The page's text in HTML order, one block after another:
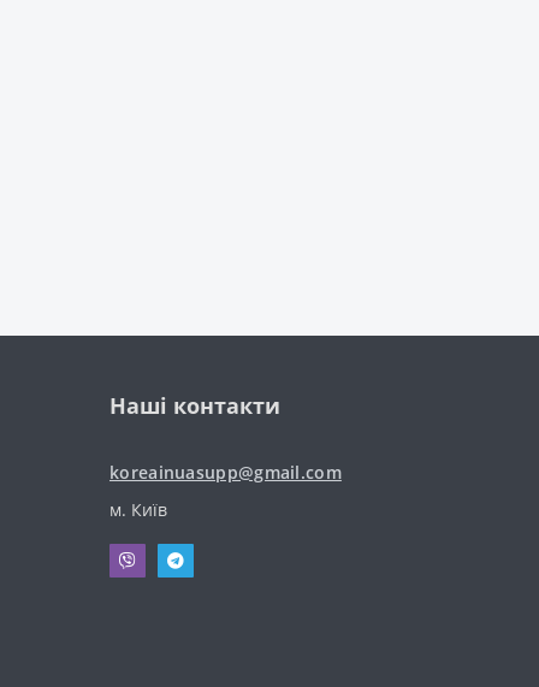
Наші контакти
koreainuasupp@gmail.com
м. Київ